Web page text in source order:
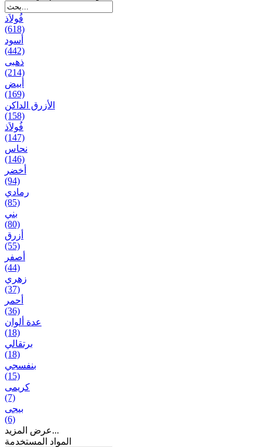
فُولاَذ
(618)
أسود
(442)
ذهبی
(214)
أبيض
(169)
الأزرق الداكن
(158)
فُولاَذ
(147)
نحاس
(146)
أخضر
(94)
رمادي
(85)
بني
(80)
أزرق
(55)
أصفر
(44)
زهري
(37)
أحمر
(36)
عدة ألوان
(18)
برتقالي
(18)
بنفسجي
(15)
کریمی
(7)
بيجی
(6)
عرض المزيد...
المواد المستخدمة